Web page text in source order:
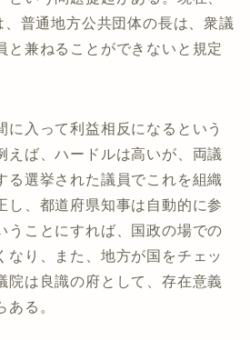
普通地方公共団体の長は、衆議
と兼ねることができないと規定
に入って利益相反になるという
えば、ハードルは高いが、両議
る選挙された議員でこれを組織
し、都道府県知事は自動的に参
うことにすれば、国政の場での
なり、また、地方が国をチェッ
院は良識の府として、存在意義
ある。